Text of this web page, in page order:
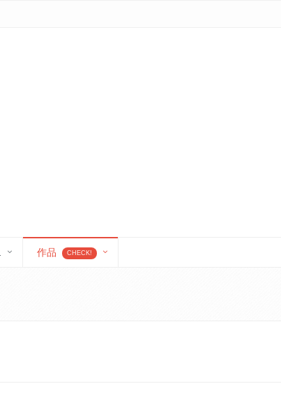
作品 CHECK!